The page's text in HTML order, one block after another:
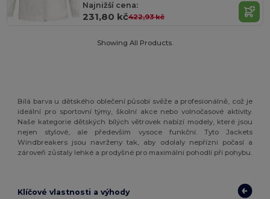
Najnižší cena:
231,80 kč422,93 kč
Showing All Products.
Bílá barva u dětského oblečení působí svěže a profesionálně, což je
ideální pro sportovní týmy, školní akce nebo volnočasové aktivity.
Naše kategorie dětských bílých větrovek nabízí modely, které jsou
nejen stylové, ale především vysoce funkční. Tyto Jackets
Windbreakers jsou navrženy tak, aby odolaly nepřízni počasí a
zároveň zůstaly lehké a prodyšné pro maximální pohodlí při pohybu.
Klíčové vlastnosti a výhody